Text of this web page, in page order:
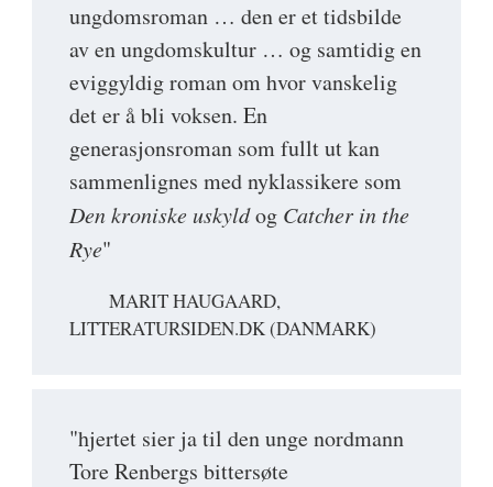
ungdomsroman … den er et tidsbilde
av en ungdomskultur … og samtidig en
eviggyldig roman om hvor vanskelig
det er å bli voksen. En
generasjonsroman som fullt ut kan
sammenlignes med nyklassikere som
Den kroniske uskyldog Catcher in the
Rye"
MARIT HAUGAARD,
LITTERATURSIDEN.DK (DANMARK)
"hjertet sier ja til den unge nordmann
Tore Renbergs bittersøte